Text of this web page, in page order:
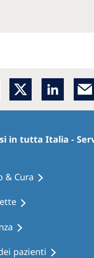
in tutta Italia -
& Cura
pazienti